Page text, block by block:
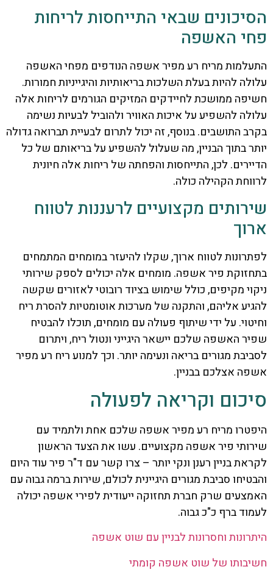
הסיכונים שבאי התייחסות לריחות
פחי האשפה
התעלמות מריח רע מפיר אשפה הנודפים מפחי האשפה
עלולה להיות בעלת השלכות בריאותיות והיגייניות חמורות.
חשיפה ממושכת לחיידקים המזיקים הגורמים לריחות אלה
עלולה להשפיע על איכות האוויר ולהוביל לבעיות נשימה
בקרב התושבים. בנוסף, זה יכול לתרום לבעיית תברואה גדולה
יותר בתוך הבניין, מה שעלול להשפיע על בריאותם של כל
הדיירים. לכן, התייחסות והפחתה של ריחות אלה חיונית
לרווחת הקהילה כולה.
שירותים מקצועיים לרעננות לטווח
ארוך
לפתרונות לטווח ארוך, שקלו להיעזר במומחים המתמחים
בתחזוקת פיר אשפה. מומחים אלה יכולים לספק שירותי
ניקוי מקיפים, כולל שימוש בציוד רובוטי לאזורים שקשה
להגיע אליהם, והתקנה של מערכות אוטומטיות להסרת ריח
וחיטוי. על ידי שיתוף פעולה עם מומחים, תוכלו להבטיח
שפיר האשפה שלכם יישאר היגייני ונטול ריח, ויתרום
לסביבת מגורים בריאה ונעימה יותר. וכך למנוע ריח רע מפיר
אשפה אצלכם בבניין.
סיכום וקריאה לפעולה
היפטרו מריח רע מפיר אשפה שלכם אחת ולתמיד עם
שירותי פיר אשפה מקצועיים. עשו את הצעד הראשון
לקראת בניין רענן ונקי יותר – צרו קשר עם ד"ר פיר עוד היום
והבטיחו סביבת מגורים היגיינית לכולם, שירות ברמה גבוה עם
האמצעים שרק חברת תחזוקה ייעודית לפירי אשפה יכולה
לעמוד ברף כ"כ גבוה.
היתרונות וחסרונות לבניין עם שוט אשפה
חשיבותו של שוט אשפה קומתי